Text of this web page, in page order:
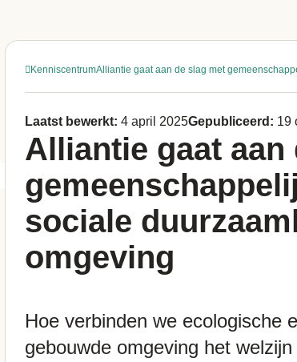
KenniscentrumAlliantie gaat aan de slag met
Laatst bewerkt: 4 april 2025Gepubliceerd: 19
Alliantie gaat aan
sociale
omgeving
Hoe verbinden we ecologische
gebouwde omgeving het